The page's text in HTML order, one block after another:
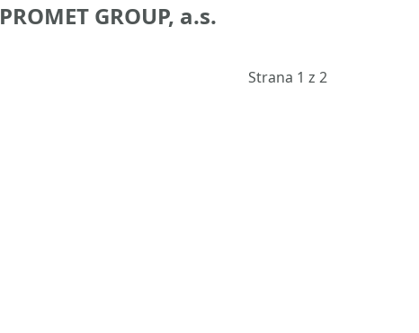
PROMET GROUP, a.s.
Strana 1 z 2